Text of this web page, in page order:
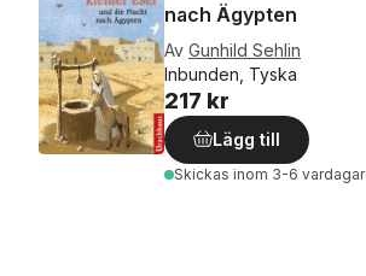
nach Ägypten
Av Gunhild Sehlin
Inbunden, Tyska
217 kr
Lägg till
Skickas inom 3-6 vardagar